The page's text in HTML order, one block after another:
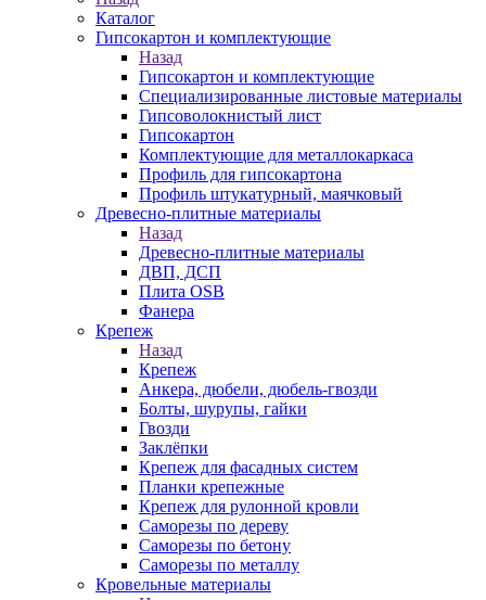
Каталог
Гипсокартон и комплектующие
Назад
Гипсокартон и комплектующие
Специализированные листовые материалы
Гипсоволокнистый лист
Гипсокартон
Комплектующие для металлокаркаса
Профиль для гипсокартона
Профиль штукатурный, маячковый
Древесно-плитные материалы
Назад
Древесно-плитные материалы
ДВП, ДСП
Плита OSB
Фанера
Крепеж
Назад
Крепеж
Анкера, дюбели, дюбель-гвозди
Болты, шурупы, гайки
Гвозди
Заклёпки
Крепеж для фасадных систем
Планки крепежные
Крепеж для рулонной кровли
Саморезы по дереву
Саморезы по бетону
Саморезы по металлу
Кровельные материалы